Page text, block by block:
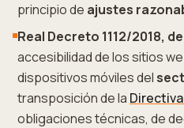
principio de ajustes
Real Decreto 1112/2018,
accesibilidad de los sitios
dispositivos móviles del
transposición de la
obligaciones técnicas, de